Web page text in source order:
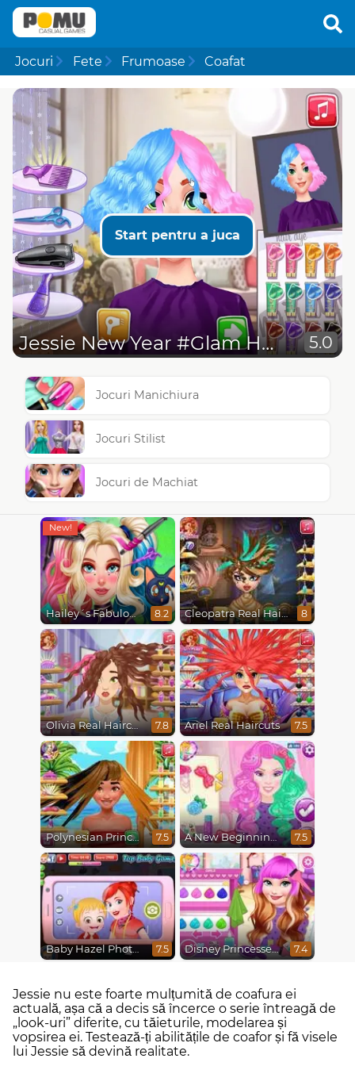
Jocuri Fete Frumoase Coafat
Start pentru a juca
Jessie New Year #Glam Hairstyles 5.0
Jocuri Manichiura
Jocuri Stilist
Jocuri de Machiat
Hailey´s Fabulous Hairstyle Challenge 8.2 Cleopatra Real Haircuts 8
Olivia Real Haircuts 7.8 Ariel Real Haircuts 7.5
Polynesian Princess Real Haircuts 7.5 A New Beginning, From Sad to Fab 7.5
Baby Hazel Photoshoot 7.5 Disney Princesses Makeover Salon 7.4
Jessie nu este foarte mulțumită de coafura ei
actuală, așa că a decis să încerce o serie întreagă de
„look-uri” diferite, cu tăieturile, modelarea și
vopsirea ei. Testează-ți abilitățile de coafor și fă visele
lui Jessie să devină realitate.